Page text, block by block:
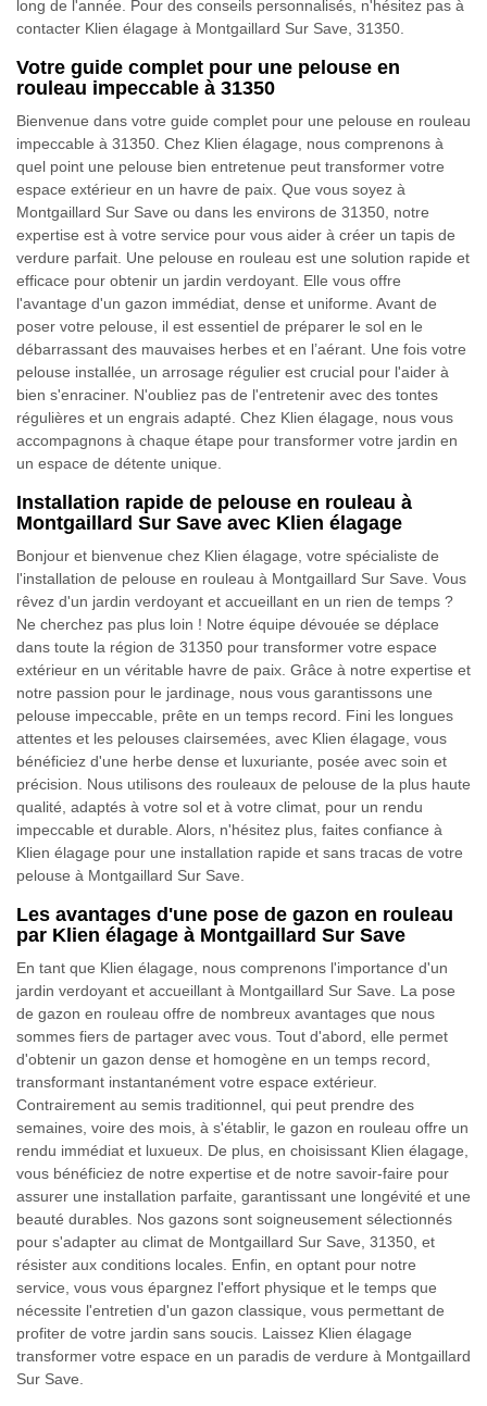
long de l'année. Pour des conseils personnalisés, n'hésitez pas à
contacter Klien élagage à Montgaillard Sur Save, 31350.
Votre guide complet pour une pelouse en
rouleau impeccable à 31350
Bienvenue dans votre guide complet pour une pelouse en rouleau
impeccable à 31350. Chez Klien élagage, nous comprenons à
quel point une pelouse bien entretenue peut transformer votre
espace extérieur en un havre de paix. Que vous soyez à
Montgaillard Sur Save ou dans les environs de 31350, notre
expertise est à votre service pour vous aider à créer un tapis de
verdure parfait. Une pelouse en rouleau est une solution rapide et
efficace pour obtenir un jardin verdoyant. Elle vous offre
l'avantage d'un gazon immédiat, dense et uniforme. Avant de
poser votre pelouse, il est essentiel de préparer le sol en le
débarrassant des mauvaises herbes et en l’aérant. Une fois votre
pelouse installée, un arrosage régulier est crucial pour l'aider à
bien s'enraciner. N'oubliez pas de l'entretenir avec des tontes
régulières et un engrais adapté. Chez Klien élagage, nous vous
accompagnons à chaque étape pour transformer votre jardin en
un espace de détente unique.
Installation rapide de pelouse en rouleau à
Montgaillard Sur Save avec Klien élagage
Bonjour et bienvenue chez Klien élagage, votre spécialiste de
l'installation de pelouse en rouleau à Montgaillard Sur Save. Vous
rêvez d'un jardin verdoyant et accueillant en un rien de temps ?
Ne cherchez pas plus loin ! Notre équipe dévouée se déplace
dans toute la région de 31350 pour transformer votre espace
extérieur en un véritable havre de paix. Grâce à notre expertise et
notre passion pour le jardinage, nous vous garantissons une
pelouse impeccable, prête en un temps record. Fini les longues
attentes et les pelouses clairsemées, avec Klien élagage, vous
bénéficiez d'une herbe dense et luxuriante, posée avec soin et
précision. Nous utilisons des rouleaux de pelouse de la plus haute
qualité, adaptés à votre sol et à votre climat, pour un rendu
impeccable et durable. Alors, n'hésitez plus, faites confiance à
Klien élagage pour une installation rapide et sans tracas de votre
pelouse à Montgaillard Sur Save.
Les avantages d'une pose de gazon en rouleau
par Klien élagage à Montgaillard Sur Save
En tant que Klien élagage, nous comprenons l'importance d'un
jardin verdoyant et accueillant à Montgaillard Sur Save. La pose
de gazon en rouleau offre de nombreux avantages que nous
sommes fiers de partager avec vous. Tout d'abord, elle permet
d'obtenir un gazon dense et homogène en un temps record,
transformant instantanément votre espace extérieur.
Contrairement au semis traditionnel, qui peut prendre des
semaines, voire des mois, à s'établir, le gazon en rouleau offre un
rendu immédiat et luxueux. De plus, en choisissant Klien élagage,
vous bénéficiez de notre expertise et de notre savoir-faire pour
assurer une installation parfaite, garantissant une longévité et une
beauté durables. Nos gazons sont soigneusement sélectionnés
pour s'adapter au climat de Montgaillard Sur Save, 31350, et
résister aux conditions locales. Enfin, en optant pour notre
service, vous vous épargnez l'effort physique et le temps que
nécessite l'entretien d'un gazon classique, vous permettant de
profiter de votre jardin sans soucis. Laissez Klien élagage
transformer votre espace en un paradis de verdure à Montgaillard
Sur Save.